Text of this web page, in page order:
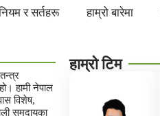
र सर्तहरू हाम्रो बारेमा
हामी नेपाल
विशेष,
समुदायका
हाम्रो टिम